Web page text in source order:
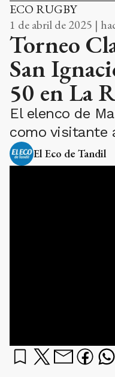
ECO RUGBY
1 de abril de 2025 |
Torneo
San
50 en La
El elenco de
como visitante
El Eco de Tandil